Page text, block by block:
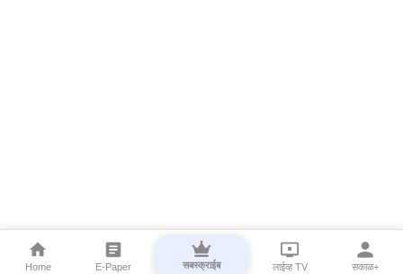
Home E-Paper सबस्क्राईब लाईव्ह TV सकाळ+